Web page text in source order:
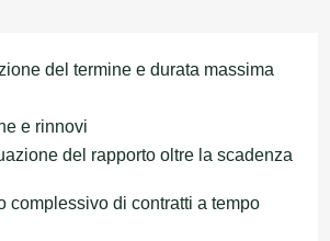
del termine e durata massima
e rinnovi
del rapporto oltre la scadenza
complessivo di contratti a tempo